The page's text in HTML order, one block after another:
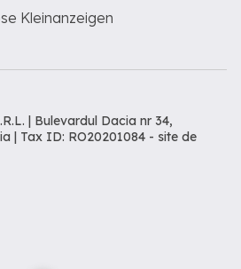
Kleinanzeigen
| Bulevardul Dacia nr 34,
| Tax ID: RO20201084 - site de